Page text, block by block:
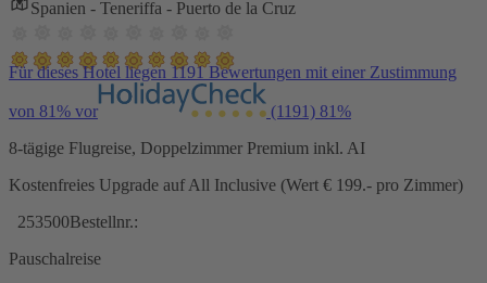
Spanien - Teneriffa - Puerto de la Cruz
Für dieses Hotel liegen 1191 Bewertungen mit einer Zustimmung
von 81% vor (1191) 81%
8-tägige Flugreise, Doppelzimmer Premium inkl. AI
Kostenfreies Upgrade auf All Inclusive (Wert € 199.- pro Zimmer)
253500Bestellnr.:
Pauschalreise